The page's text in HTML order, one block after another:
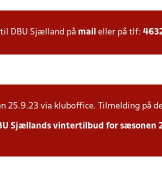
DBU Sjælland på mail eller på tlf:
25.9.23 via kluboffice. Tilmelding på
Sjællands vintertilbud for sæsonen